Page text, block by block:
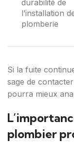
durabilité de
l’installation
plomberie
Si la fuite
sage de
pourra mieux
plombier